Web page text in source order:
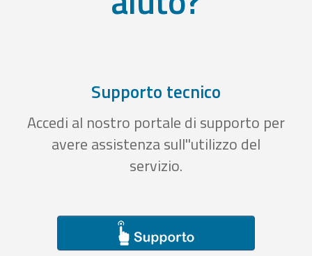
Supporto tecnico
Accedi al nostro portale di supporto per
avere assistenza sull''utilizzo del
servizio.